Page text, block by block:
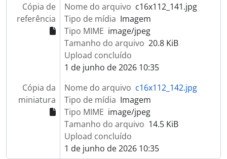
Cópia de
referência
Nome do arquivo c16x112_141.jpg
Tipo de mídia Imagem
Tipo MIME image/jpeg
Tamanho do arquivo 20.8 KiB
Upload concluído
1 de junho de 2026 10:35
Cópia da
miniatura
Nome do arquivo c16x112_142.jpg
Tipo de mídia Imagem
Tipo MIME image/jpeg
Tamanho do arquivo 14.5 KiB
Upload concluído
1 de junho de 2026 10:35